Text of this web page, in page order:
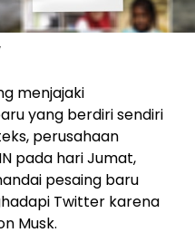
menjajaki
yang berdiri sendiri
perusahaan
pada hari Jumat,
pesaing baru
Twitter karena
Musk.